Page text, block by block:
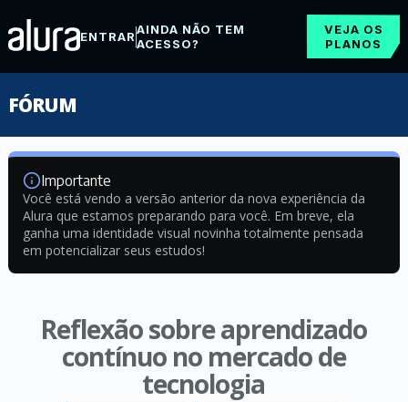
ENTRARAINDA NÃO TEM
ACESSO?
VEJA OS
PLANOS
FÓRUM
Importante
Você está vendo a versão anterior da nova experiência da
Alura que estamos preparando para você. Em breve, ela
ganha uma identidade visual novinha totalmente pensada
em potencializar seus estudos!
Reflexão sobre aprendizado
contínuo no mercado de
tecnologia